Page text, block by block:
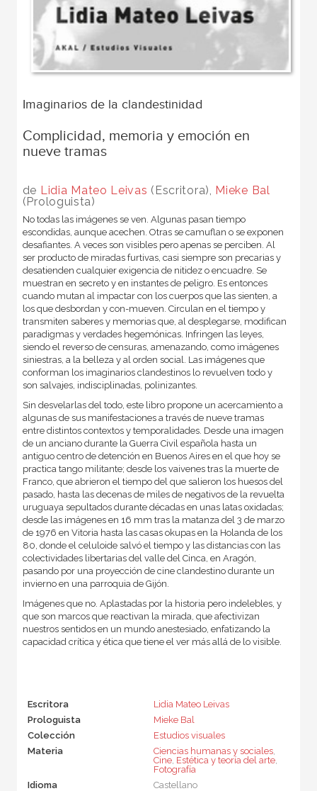
Imaginarios de la clandestinidad
Complicidad, memoria y emoción en
nueve tramas
de Lidia Mateo Leivas (Escritora), Mieke Bal
(Prologuista)
No todas las imágenes se ven. Algunas pasan tiempo
escondidas, aunque acechen. Otras se camuflan o se exponen
desafiantes. A veces son visibles pero apenas se perciben. Al
ser producto de miradas furtivas, casi siempre son precarias y
desatienden cualquier exigencia de nitidez o encuadre. Se
muestran en secreto y en instantes de peligro. Es entonces
cuando mutan al impactar con los cuerpos que las sienten, a
los que desbordan y con-mueven. Circulan en el tiempo y
transmiten saberes y memorias que, al desplegarse, modifican
paradigmas y verdades hegemónicas. Infringen las leyes,
siendo el reverso de censuras, amenazando, como imágenes
siniestras, a la belleza y al orden social. Las imágenes que
conforman los imaginarios clandestinos lo revuelven todo y
son salvajes, indisciplinadas, polinizantes.
Sin desvelarlas del todo, este libro propone un acercamiento a
algunas de sus manifestaciones a través de nueve tramas
entre distintos contextos y temporalidades. Desde una imagen
de un anciano durante la Guerra Civil española hasta un
antiguo centro de detención en Buenos Aires en el que hoy se
practica tango militante; desde los vaivenes tras la muerte de
Franco, que abrieron el tiempo del que salieron los huesos del
pasado, hasta las decenas de miles de negativos de la revuelta
uruguaya sepultados durante décadas en unas latas oxidadas;
desde las imágenes en 16 mm tras la matanza del 3 de marzo
de 1976 en Vitoria hasta las casas okupas en la Holanda de los
80, donde el celuloide salvó el tiempo y las distancias con las
colectividades libertarias del valle del Cinca, en Aragón,
pasando por una proyección de cine clandestino durante un
invierno en una parroquia de Gijón.
Imágenes que no. Aplastadas por la historia pero indelebles, y
que son marcos que reactivan la mirada, que afectivizan
nuestros sentidos en un mundo anestesiado, enfatizando la
capacidad crítica y ética que tiene el ver más allá de lo visible.
Escritora
Lidia Mateo Leivas
Prologuista
Mieke Bal
Colección
Estudios visuales
Materia
Ciencias humanas y sociales,
Cine, Estética y teoría del arte,
Fotografía
Idioma
Castellano